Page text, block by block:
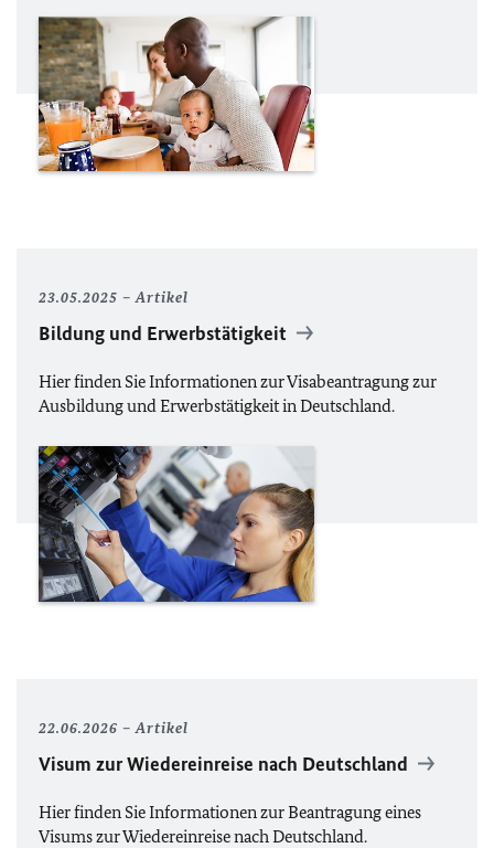
23.05.2025 Artikel
Bildung und Erwerbstätigkeit
Hier finden Sie Informationen zur Visabeantragung zur
Ausbildung und Erwerbstätigkeit in Deutschland.
22.06.2026 Artikel
Visum zur Wiedereinreise nach Deutschland
Hier finden Sie Informationen zur Beantragung eines
Visums zur Wiedereinreise nach Deutschland.